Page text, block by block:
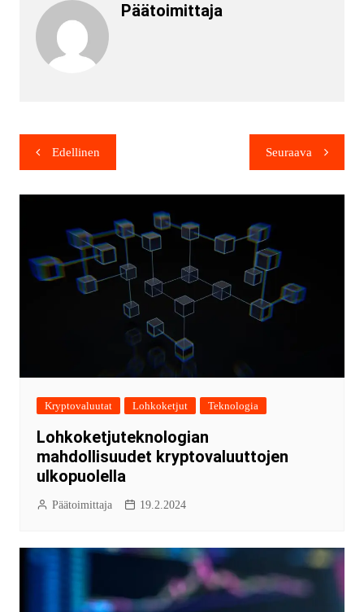
Päätoimittaja
Edellinen Seuraava
Kryptovaluutat Lohkoketjut Teknologia
Lohkoketjuteknologian
mahdollisuudet kryptovaluuttojen
ulkopuolella
Päätoimittaja 19.2.2024